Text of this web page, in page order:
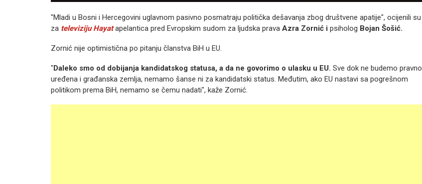
"Mladi u Bosni i Hercegovini uglavnom pasivno posmatraju politička dešavanja zbog društvene apatije", ocijenili su
za televiziju Hayatapelantica pred Evropskim sudom za ljudska prava Azra Zornić i psiholog Bojan Šošić.
Zornić nije optimistična po pitanju članstva BiH u EU.
"Daleko smo od dobijanja kandidatskog statusa, a da ne govorimo o ulasku u EU. Sve dok ne budemo pravno
uređena i građanska zemlja, nemamo šanse ni za kandidatski status. Međutim, ako EU nastavi sa pogrešnom
politikom prema BiH, nemamo se čemu nadati", kaže Zornić.